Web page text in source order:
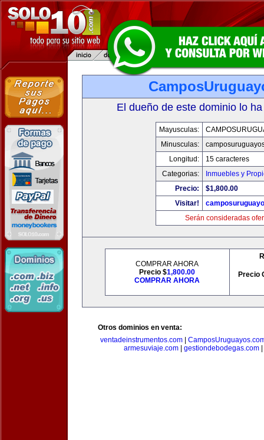
El dueño de este dominio lo
Mayusculas:
Minusculas:
Longitud:
15 caracteres
Categorias:
Inmuebles y
Precio:
$1,800.00
Visitar!
Serán consideradas
COMPRAR AHORA
Precio $1,800.00
COMPRAR AHORA
Precio
Otros dominios en venta:
ventadeinstrumentos.com
armesuviaje.com| gestiondebodegas.com|